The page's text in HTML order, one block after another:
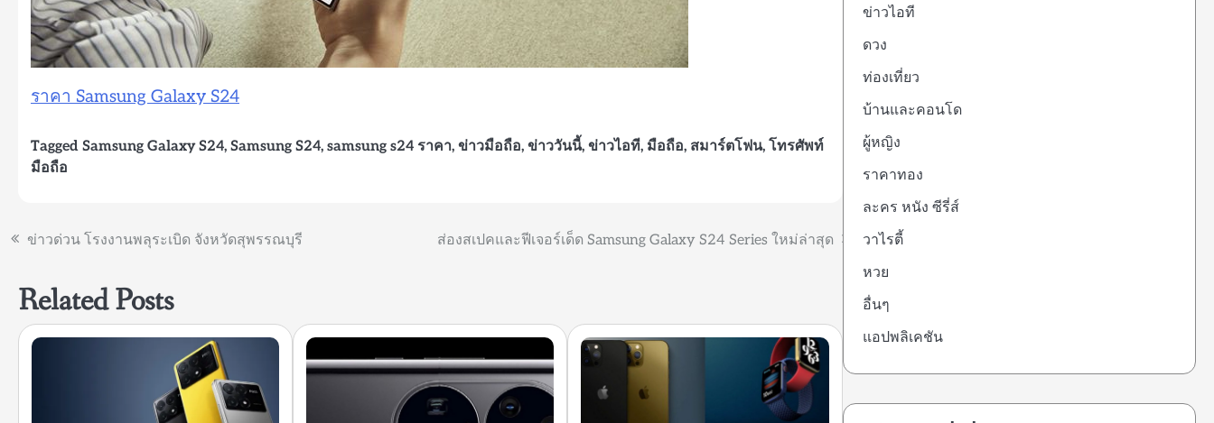
ราคา Samsung Galaxy S24
Tagged Samsung Galaxy S24, Samsung S24, samsung s24 ราคา, ข่าวมือถือ, ข่าววันนี้, ข่าวไอที, มือถือ, สมาร์ตโฟน, โทรศัพท์
มือถือ
แนะแนว
ข่าวด่วน โรงงานพลุระเบิด จังหวัดสุพรรณบุรี ส่องสเปคและฟีเจอร์เด็ด Samsung Galaxy S24 Series ใหม่ล่าสุด
Related Posts
ข่าวไอที
ดวง
ท่องเที่ยว
บ้านและคอนโด
ผู้หญิง
ราคาทอง
ละคร หนัง ซีรี่ส์
วาไรตี้
หวย
อื่นๆ
แอปพลิเคชัน